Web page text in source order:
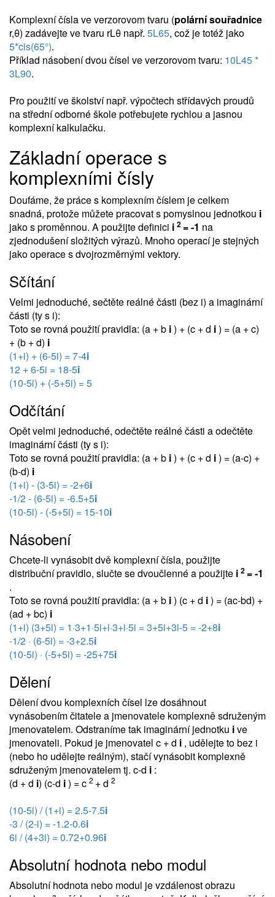
Komplexní čísla ve verzorovom tvaru (polární souřadnice
r,θ) zadávejte ve tvaru rLθ např. 5L65, což je totéž jako
5*cis(65°).
Příklad násobení dvou čísel ve verzorovom tvaru: 10L45 *
3L90.
Pro použití ve školství např. výpočtech střídavých proudů
na střední odborné škole potřebujete rychlou a jasnou
komplexní kalkulačku.
Základní operace s
komplexními čísly
Doufáme, že práce s komplexním číslem je celkem
snadná, protože můžete pracovat s pomyslnou jednotkou i
jako s proměnnou. A použijte definici i 2 = -1 na
zjednodušení složitých výrazů. Mnoho operací je stejných
jako operace s dvojrozměrnými vektory.
Sčítání
Velmi jednoduché, sečtěte reálné části (bez i) a imaginární
části (ty s i):
Toto se rovná použití pravidla: (a + b i) + (c + d i) = (a + c)
+ (b + d) i
(1+i) + (6-5i) = 7-4i
12 + 6-5i = 18-5i
(10-5i) + (-5+5i) = 5
Odčítání
Opět velmi jednoduché, odečtěte reálné části a odečtěte
imaginární části (ty s i):
Toto se rovná použití pravidla: (a + b i) + (c + d i) = (a-c) +
(b-d) i
(1+i) - (3-5i) = -2+6i
-1/2 - (6-5i) = -6.5+5i
(10-5i) - (-5+5i) = 15-10i
Násobení
Chcete-li vynásobit dvě komplexní čísla, použijte
distribuční pravidlo, slučte se dvoučlenné a použijte i 2 = -1
.
Toto se rovná použití pravidla: (a + b i) (c + d i) = (ac-bd) +
(ad + bc) i
(1+i) (3+5i) = 1·3+1·5i+i·3+i·5i = 3+5i+3i-5 = -2+8i
-1/2 · (6-5i) = -3+2.5i
(10-5i) · (-5+5i) = -25+75i
Dělení
Dělení dvou komplexních čísel lze dosáhnout
vynásobením čitatele a jmenovatele komplexně sdruženým
jmenovatelem. Odstraníme tak imaginární jednotku ive
jmenovateli. Pokud je jmenovatel c + d i , udělejte to bez i
(nebo ho udělejte reálným), stačí vynásobit komplexně
sdruženým jmenovatelem tj. c-d i :
(d + d i) (c-d i) = c 2 + d 2
(10-5i) / (1+i) = 2.5-7.5i
-3 / (2-i) = -1.2-0.6i
6i / (4+3i) = 0.72+0.96i
Absolutní hodnota nebo modul
Absolutní hodnota nebo modul je vzdálenost obrazu